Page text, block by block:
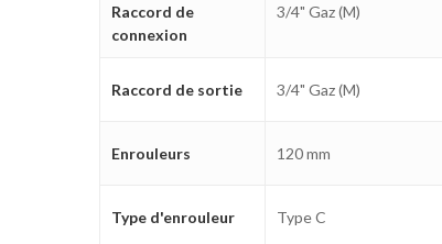
Raccord de
connexion
3/4" Gaz (M)
Raccord de sortie 3/4" Gaz (M)
Enrouleurs 120 mm
Type d'enrouleur Type C